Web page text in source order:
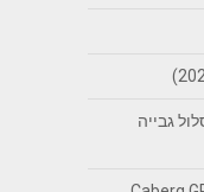
גבייה